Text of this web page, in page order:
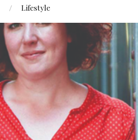
Lifestyle